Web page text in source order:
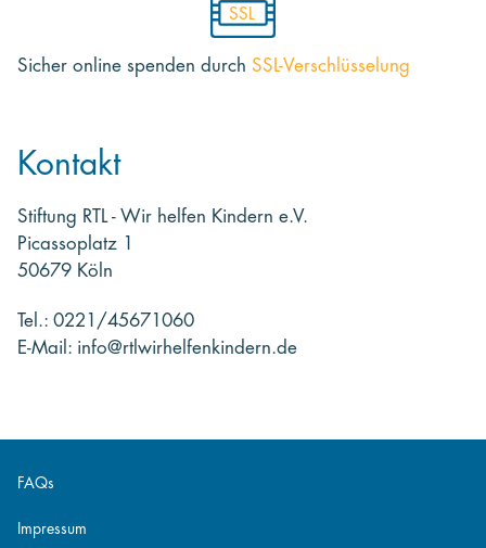
SSL
Sicher online spenden durch SSL-Verschlüsselung
Kontakt
Stiftung RTL - Wir helfen Kindern e.V.
Picassoplatz 1
50679 Köln
Tel.: 0221/45671060
E-Mail: info@rtlwirhelfenkindern.de
FAQs
Impressum